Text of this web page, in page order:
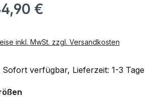
€
inkl. MwSt. zzgl. Versandkosten
Sofort verfügbar, Lieferzeit: 1-3 Tage
auswählen